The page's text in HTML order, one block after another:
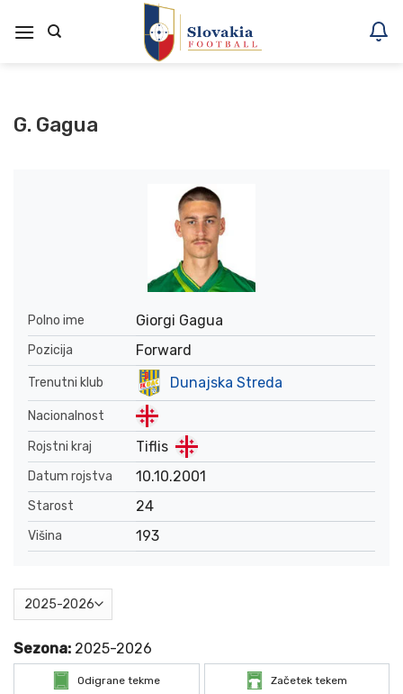
na
G. Gagua
Polno ime Giorgi Gagua
Pozicija Forward
Trenutni klub Dunajska Streda
Nacionalnost
Rojstni kraj
Tiflis
Datum rojstva 10.10.2001
Starost 24
Višina 193
Sezona: 2025-2026
Odigrane tekme Začetek tekem